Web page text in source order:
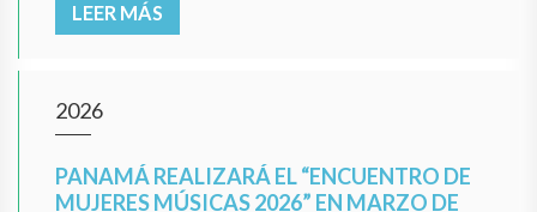
LEER MÁS
2026
PANAMÁ REALIZARÁ EL “ENCUENTRO DE
MUJERES MÚSICAS 2026” EN MARZO DE